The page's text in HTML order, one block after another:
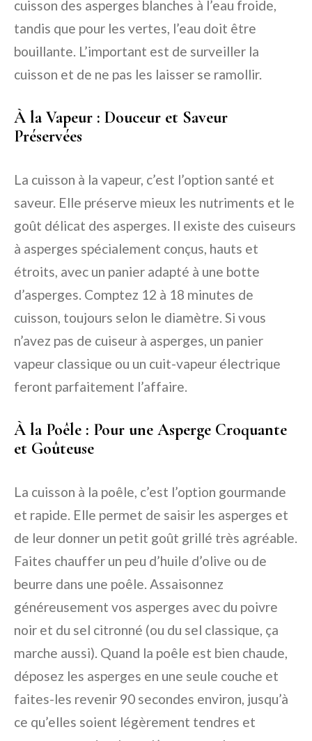
cuisson des asperges blanches à l’eau froide,
tandis que pour les vertes, l’eau doit être
bouillante. L’important est de surveiller la
cuisson et de ne pas les laisser se ramollir.
À la Vapeur : Douceur et Saveur
Préservées
La cuisson à la vapeur, c’est l’option santé et
saveur. Elle préserve mieux les nutriments et le
goût délicat des asperges. Il existe des cuiseurs
à asperges spécialement conçus, hauts et
étroits, avec un panier adapté à une botte
d’asperges. Comptez 12 à 18 minutes de
cuisson, toujours selon le diamètre. Si vous
n’avez pas de cuiseur à asperges, un panier
vapeur classique ou un cuit-vapeur électrique
feront parfaitement l’affaire.
À la Poêle : Pour une Asperge Croquante
et Goûteuse
La cuisson à la poêle, c’est l’option gourmande
et rapide. Elle permet de saisir les asperges et
de leur donner un petit goût grillé très agréable.
Faites chauffer un peu d’huile d’olive ou de
beurre dans une poêle. Assaisonnez
généreusement vos asperges avec du poivre
noir et du sel citronné (ou du sel classique, ça
marche aussi). Quand la poêle est bien chaude,
déposez les asperges en une seule couche et
faites-les revenir 90 secondes environ, jusqu’à
ce qu’elles soient légèrement tendres et